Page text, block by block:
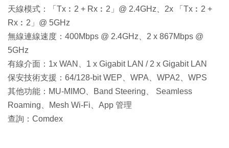
天線模式：「Tx︰2 + Rx︰2」@ 2.4GHz、2x 「Tx︰2 +
Rx︰2」@ 5GHz
無線連線速度：400Mbps @ 2.4GHz、2 x 867Mbps @
5GHz
有線介面：1x WAN、1 x Gigabit LAN / 2 x Gigabit LAN
保安技術支援：64/128-bit WEP、WPA、WPA2、WPS
其他功能：MU-MIMO、Band Steering、 Seamless
Roaming、Mesh Wi-Fi、App 管理
查詢：Comdex